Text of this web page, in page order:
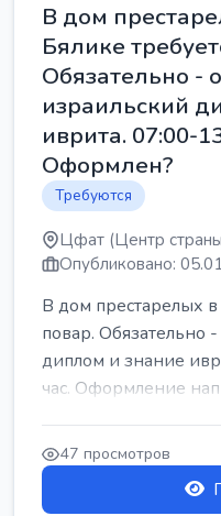
В дом
Бялике
Обязательно -
израильский
иврита. 07:00-
Оформлен?
Требуются
Цфат (Центр
Опубликовано:
В дом престарелых
повар. Обязательно
диплом и знание
час. Оформление
47 просмотров